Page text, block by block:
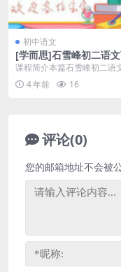
初中语文
[学而思]石雪峰初二语文
期综合辅导直播视频课程
含电子讲义)百度网盘资
课程简介本篇石雪峰初二语
期综合辅导直播视频课程，
思初中语文优秀教师 ...
4 年前 16
评论(0)
您的邮箱地址不会被公